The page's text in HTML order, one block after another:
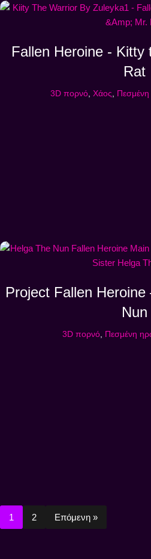
Fallen Heroine - Kitty
Rat
3D πορνό, Χάος,
Project Fallen
Nun
3D πορνό Πεσμένη
1 2 Επόμενη »